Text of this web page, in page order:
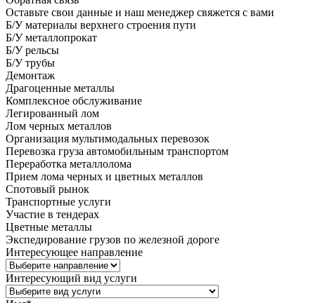
Оставьте свои данные и наш менеджер свяжется с вами
Б/У материалы верхнего строения пути
Б/У металлопрокат
Б/У рельсы
Б/У трубы
Демонтаж
Драгоценные металлы
Комплексное обслуживание
Легированный лом
Лом черных металлов
Организация мультимодальных перевозок
Перевозка груза автомобильным транспортом
Переработка металлолома
Прием лома черных и цветных металлов
Спотовый рынок
Транспортные услуги
Участие в тендерах
Цветные металлы
Экспедирование грузов по железной дороге
Интересующее направление
Интересующий вид услуги